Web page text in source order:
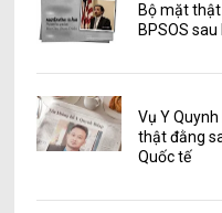
Bộ mặt
BPSOS
Vụ Y
thật đằng
Quốc tế